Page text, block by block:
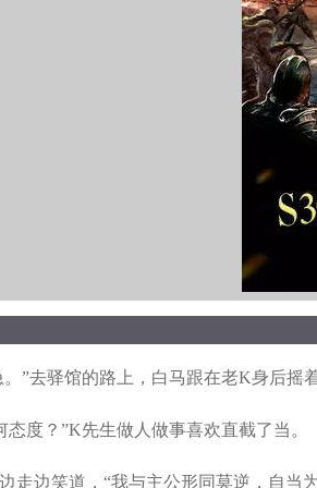
去驿馆的路上，白马跟在老K身后摇
度？”K先生做人做事喜欢直截了当。
边笑道，“我与主公形同莫逆，自当